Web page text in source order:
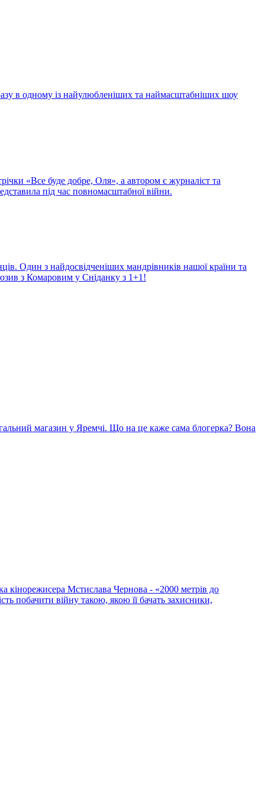
в одному із найулюбленіших та наймасштабніших шоу
«Все буде добре, Оля», а автором є журналіст та
під час повномасштабної війни.
Один з найдосвідченіших мандрівників нашої країни та
з Комаровим у Сніданку з 1+1!
магазин у Яремчі. Що на це каже сама блогерка? Вона
кінорежисера Мстислава Чернова - «2000 метрів до
побачити війну такою, якою її бачать захисники,